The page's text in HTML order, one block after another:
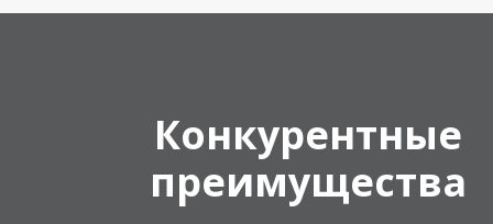
Конкурентные
преимущества